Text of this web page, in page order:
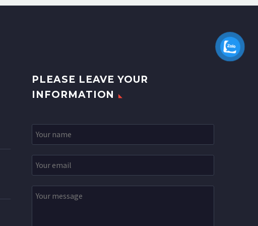
PLEASE LEAVE YOUR
INFORMATION